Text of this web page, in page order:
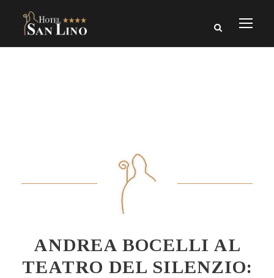
ANDREA BOCELLI AL
TEATRO DEL SILENZIO: